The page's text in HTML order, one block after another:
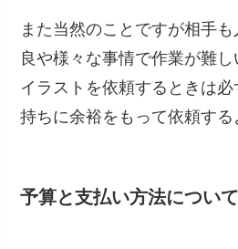
また当然のことですが相手
良や様々な事情で作業が難し
イラストを依頼するときは
持ちに余裕をもって依頼する
予算と支払い方法について